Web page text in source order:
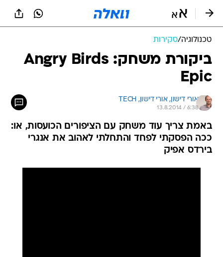
טכנולוגיה/סקירות
ביקורת משחק: Angry Birds
Epic
אורי דישון, אורי דישון, TECH
13.8.2014 / 6:38
באמת צריך עוד משחק עם הציפורים הכועסות, או:
ככה הפסקתי לפחד והתחלתי לאהוב את אנגרי
בירדס אפיק